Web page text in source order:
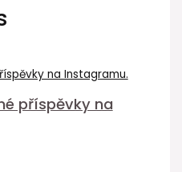
příspěvky na